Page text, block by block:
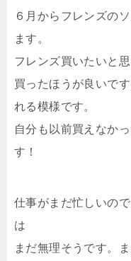
６月からフレンズの
ます。
フレンズ買いたいと
買ったほうが良いで
れる模様です。
自分も以前買えなか
す！
仕事がまだ忙しいの
は
まだ無理そうです。